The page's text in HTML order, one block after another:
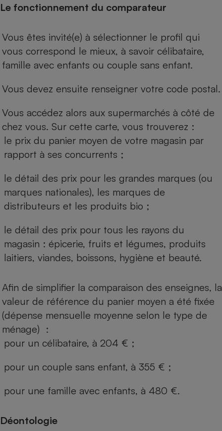
Le fonctionnement du comparateur
Vous êtes invité(e) à sélectionner le profil qui
vous correspond le mieux, à savoir célibataire,
famille avec enfants ou couple sans enfant.
Vous devez ensuite renseigner votre code postal.
Vous accédez alors aux supermarchés à côté de
chez vous. Sur cette carte, vous trouverez :
le prix du panier moyen de votre magasin par
rapport à ses concurrents ;
le détail des prix pour les grandes marques (ou
marques nationales), les marques de
distributeurs et les produits bio ;
le détail des prix pour tous les rayons du
magasin : épicerie, fruits et légumes, produits
laitiers, viandes, boissons, hygiène et beauté.
Afin de simplifier la comparaison des enseignes, la
valeur de référence du panier moyen a été fixée
(dépense mensuelle moyenne selon le type de
ménage) :
pour un célibataire, à 204 € ;
pour un couple sans enfant, à 355 € ;
pour une famille avec enfants, à 480 €.
Déontologie